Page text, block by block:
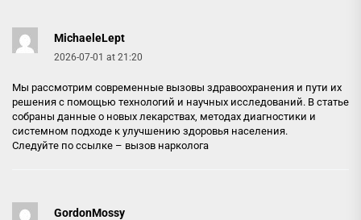
MichaeleLept
2026-07-01 at 21:20
Мы рассмотрим современные вызовы здравоохранения и пути их
решения с помощью технологий и научных исследований. В статье
собраны данные о новых лекарствах, методах диагностики и
системном подходе к улучшению здоровья населения.
Следуйте по ссылке – вызов нарколога
GordonMossy